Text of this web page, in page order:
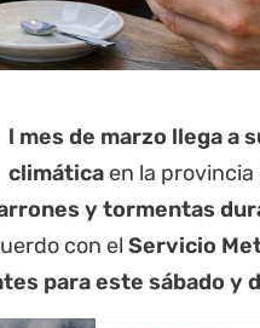
l mes de marzo llega a
climática en la provincia
y tormentas
con el Servicio
para este sábado y